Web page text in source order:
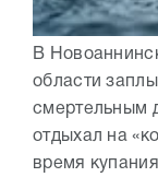
В
области
смертельным
отдыхал на
время